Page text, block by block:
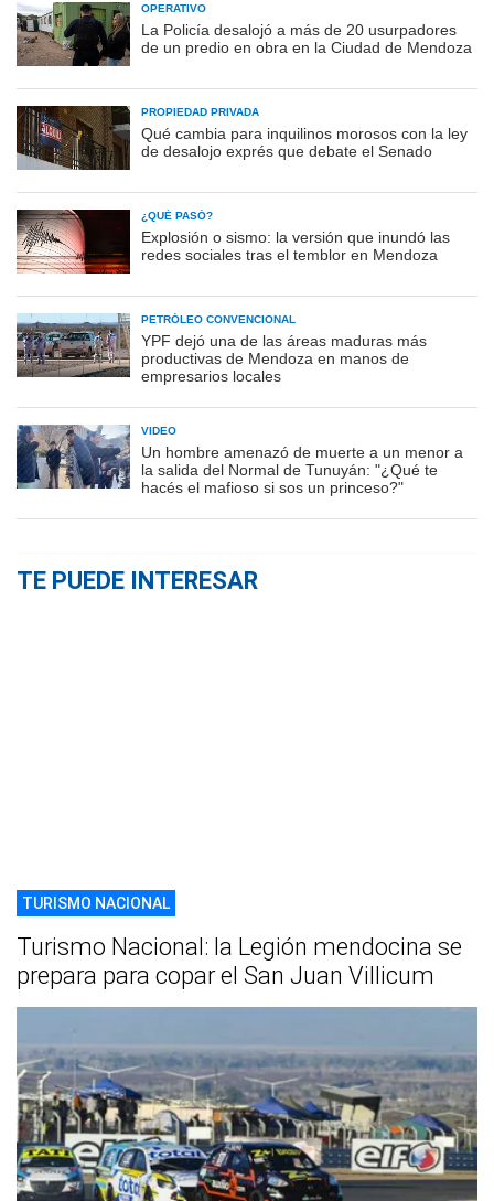
OPERATIVO
La Policía desalojó a más de 20 usurpadores
de un predio en obra en la Ciudad de Mendoza
PROPIEDAD PRIVADA
Qué cambia para inquilinos morosos con la ley
de desalojo exprés que debate el Senado
¿QUÉ PASÓ?
Explosión o sismo: la versión que inundó las
redes sociales tras el temblor en Mendoza
PETRÓLEO CONVENCIONAL
YPF dejó una de las áreas maduras más
productivas de Mendoza en manos de
empresarios locales
VIDEO
Un hombre amenazó de muerte a un menor a
la salida del Normal de Tunuyán: "¿Qué te
hacés el mafioso si sos un princeso?"
TE PUEDE INTERESAR
TURISMO NACIONAL
Turismo Nacional: la Legión mendocina se
prepara para copar el San Juan Villicum